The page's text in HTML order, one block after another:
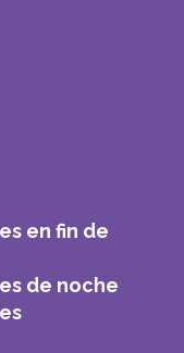
en fin de
de noche